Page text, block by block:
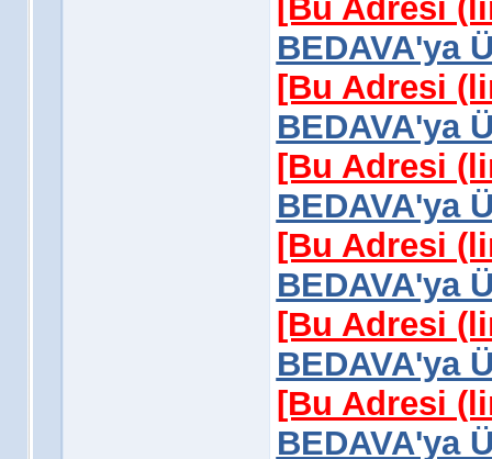
[Bu Adresi
BEDAVA'ya
[Bu Adresi
BEDAVA'ya
[Bu Adresi
BEDAVA'ya
[Bu Adresi
BEDAVA'ya
[Bu Adresi
BEDAVA'ya
[Bu Adresi
BEDAVA'ya